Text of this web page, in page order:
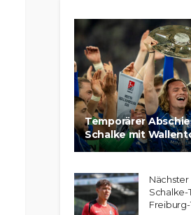
Temporärer
Schalke mit
Nächster
Schalke-